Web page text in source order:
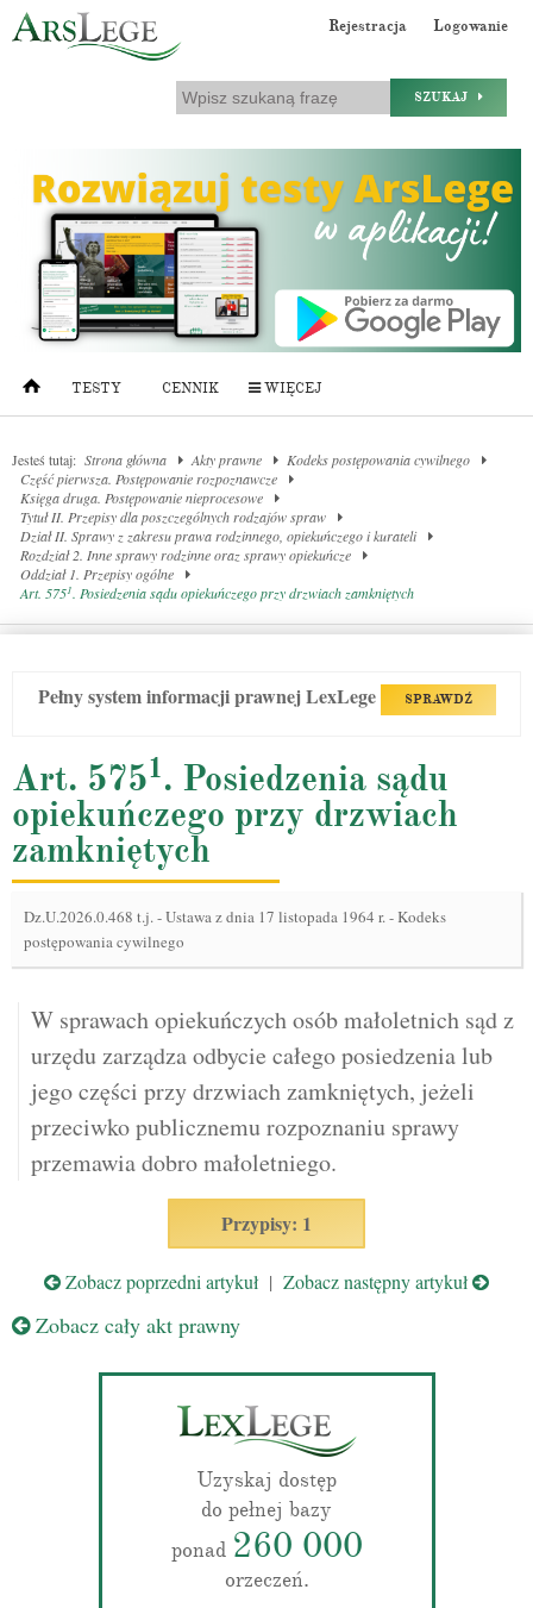
Rejestracja Logowanie
SZUKAJ
TESTY CENNIK WIĘCEJ
Jesteś tutaj: Strona główna Akty prawne
Kodeks postępowania cywilnego
Część pierwsza. Postępowanie rozpoznawcze
Księga druga. Postępowanie nieprocesowe
Tytuł II. Przepisy dla poszczególnych rodzajów spraw
Dział II. Sprawy z zakresu prawa rodzinnego, opiekuńczego i kurateli
Rozdział 2. Inne sprawy rodzinne oraz sprawy opiekuńcze
Oddział 1. Przepisy ogólne
Art. 5751. Posiedzenia sądu opiekuńczego przy drzwiach zamkniętych
Pełny system informacji prawnej LexLege SPRAWDŹ
Art. 5751. Posiedzenia sądu
opiekuńczego przy drzwiach
zamkniętych
Dz.U.2026.0.468 t.j.-Ustawa z dnia 17 listopada 1964 r. - Kodeks
postępowania cywilnego
W sprawach opiekuńczych osób małoletnich sąd z
urzędu zarządza odbycie całego posiedzenia lub
jego części przy drzwiach zamkniętych, jeżeli
przeciwko publicznemu rozpoznaniu sprawy
przemawia dobro małoletniego.
Przypisy: 1
Zobacz poprzedni artykuł | Zobacz następny artykuł
Zobacz cały akt prawny
Uzyskaj dostęp
do pełnej bazy
ponad 260 000
orzeczeń.